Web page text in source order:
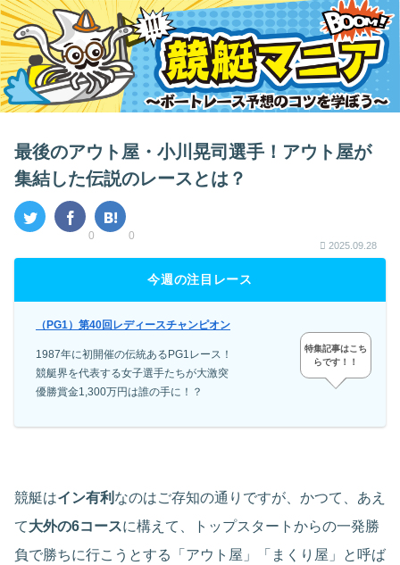
最後のアウト屋・小川晃司選手！アウト屋が
集結した伝説のレースとは？
0 0
2025.09.28
今週の注目レース
（PG1）第40回レディースチャンピオン
1987年に初開催の伝統あるPG1レース！
競艇界を代表する女子選手たちが大激突
優勝賞金1,300万円は誰の手に！？
特集記事はこち
らです！！
競艇はイン有利 なのはご存知の通りですが、かつて、あえ
て大外の6コースに構えて、トップスタートからの一発勝
負で勝ちに行こうとする「アウト屋」「まくり屋」と呼ば